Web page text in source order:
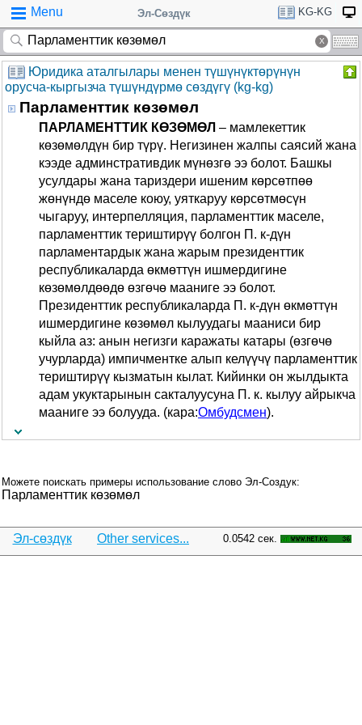
Menu Эл-Сөздүк KG-KG
Юридика аталгылары менен түшүнүктөрүнүн
орусча-кыргызча түшүндүрмө сөздүгү (kg-kg)
Парламенттик көзөмөл
ПАРЛАМЕНТТИК КӨЗӨМӨЛ – мамлекеттик
көзөмөлдүн бир түрү. Негизинен жалпы саясий жана
кээде админстративдик мүнөзгө ээ болот. Башкы
усулдары жана тариздери ишеним көрсөтпөө
жөнүндө маселе коюу, уяткаруу көрсөтмөсүн
чыгаруу, интерпелляция, парламенттик маселе,
парламенттик териштирүү болгон П. к-дүн
парламентардык жана жарым президенттик
республикаларда өкмөттүн ишмердигине
көзөмөлдөөдө өзгөчө мааниге ээ болот.
Президенттик республикаларда П. к-дүн өкмөттүн
ишмердигине көзөмөл кылуудагы мааниси бир
кыйла аз: анын негизги каражаты катары (өзгөчө
учурларда) импичментке алып келүүчү парламенттик
териштирүү кызматын кылат. Кийинки он жылдыкта
адам укуктарынын сакталуусуна П. к. кылуу айрыкча
мааниге ээ болууда. (кара:Омбудсмен).
Можете поискать примеры использование слово Эл-Создук:
Парламенттик көзөмөл
Эл-сөздүк Other services... 0.0542 сек.